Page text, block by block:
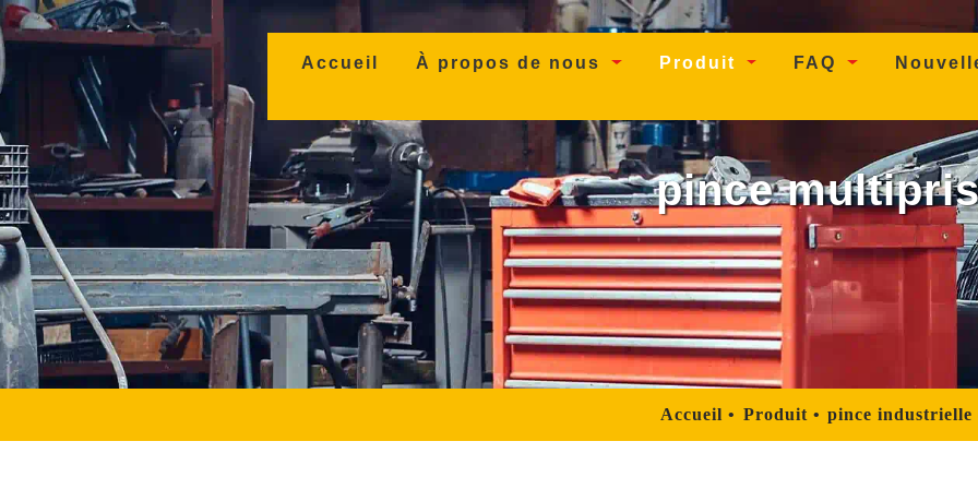
Accueil (current)
À propos de nous Produit FAQ
pince
Accueil Produit pince industrielle